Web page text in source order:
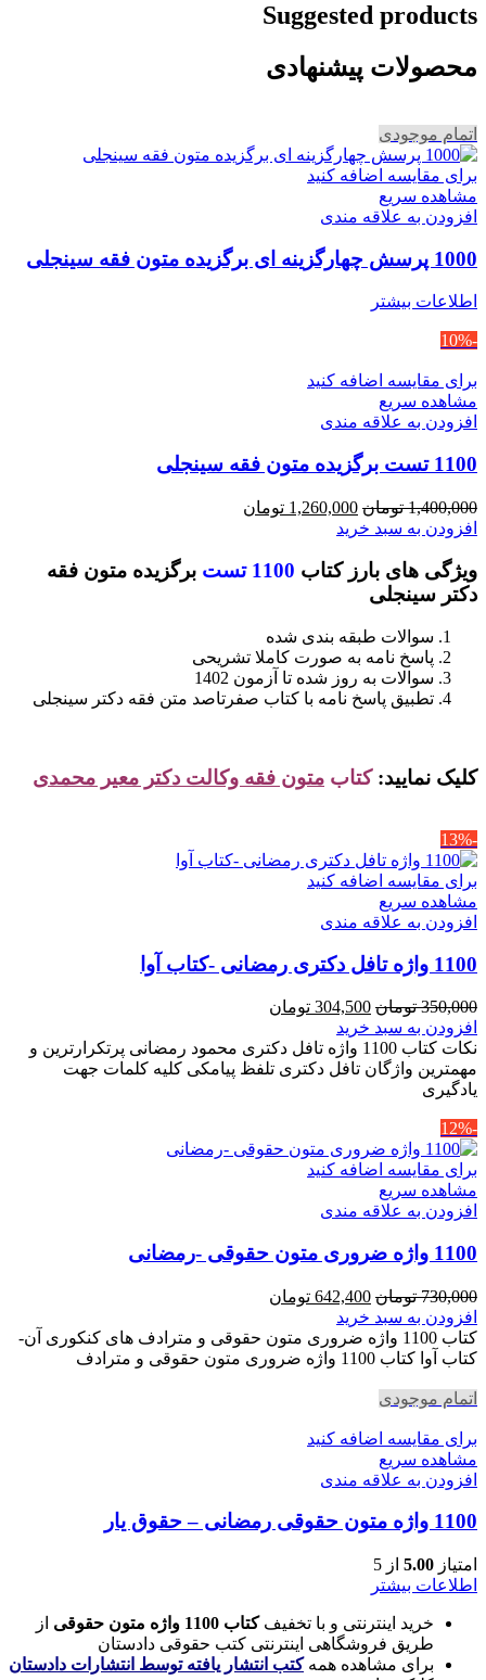
Suggested products
محصولات پیشنهادی
اتمام موجودی
برای مقایسه اضافه کنید
مشاهده سریع
افزودن به علاقه مندی
1000 پرسش چهارگزینه ای برگزیده متون فقه سینجلی
اطلاعات بیشتر
-10%
برای مقایسه اضافه کنید
مشاهده سریع
افزودن به علاقه مندی
1100 تست برگزیده متون فقه سینجلی
1,400,000 تومان قیمت
اصلی
بود.
1,260,000 تومان
است.
افزودن به سبد خرید
ویژگی های بارز کتاب 1100 تست
برگزیده متون فقه
دکتر سینجلی
سوالات طبقه بندی شده
پاسخ نامه به صورت کاملا تشریحی
سوالات به روز شده تا آزمون 1402
تطبیق پاسخ نامه با کتاب صفرتاصد متن فقه دکتر سینجلی
کلیک نمایید: کتاب متون فقه وکالت دکتر معیر محمدی
-13%
برای مقایسه اضافه کنید
مشاهده سریع
افزودن به علاقه مندی
1100 واژه تافل دکتری رمضانی -کتاب آوا
350,000 تومان قیمت
اصلی
350,000 تومان
بود.
304,500 تومان
304,500 تومان
است.
افزودن به سبد خرید
نکات کتاب 1100 واژه تافل دکتری محمود رمضانی پرتکرارترین و
مهمترین واژگان تافل دکتری تلفظ پیامکی کلیه کلمات جهت
یادگیری
-12%
برای مقایسه اضافه کنید
مشاهده سریع
افزودن به علاقه مندی
1100 واژه ضروری متون حقوقی -رمضانی
730,000 تومان قیمت
اصلی
730,000 تومان
بود.
642,400 تومان
642,400 تومان
است.
افزودن به سبد خرید
کتاب 1100 واژه ضروری متون حقوقی و مترادف های کنکوری آن-
کتاب آوا کتاب 1100 واژه ضروری متون حقوقی و مترادف
اتمام موجودی
برای مقایسه اضافه کنید
مشاهده سریع
افزودن به علاقه مندی
1100 واژه متون حقوقی رمضانی – حقوق یار
امتیاز 5.00 از 5
اطلاعات بیشتر
خرید اینترنتی و با تخفیفکتاب 1100 واژه متون حقوقی
از
طریق فروشگاهی اینترنتی کتب حقوقی دادستان
برای مشاهده همهکتب انتشار یافته توسط انتشارات دادستان